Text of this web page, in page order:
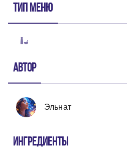
Тип меню
Автор
Эльнат
Ингредиенты